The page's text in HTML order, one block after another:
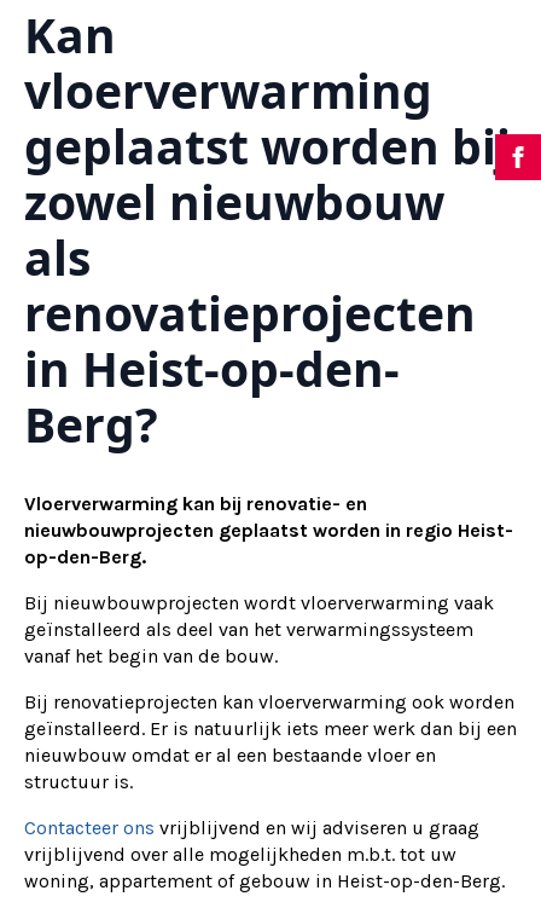
Kan
vloerverwarming
geplaatst worden bij
zowel nieuwbouw
als
renovatieprojecten
in Heist-op-den-
Berg?
Vloerverwarming kan bij renovatie- en
nieuwbouwprojecten geplaatst worden in regio Heist-
op-den-Berg.
Bij nieuwbouwprojecten wordt vloerverwarming vaak
geïnstalleerd als deel van het verwarmingssysteem
vanaf het begin van de bouw.
Bij renovatieprojecten kan vloerverwarming ook worden
geïnstalleerd. Er is natuurlijk iets meer werk dan bij een
nieuwbouw omdat er al een bestaande vloer en
structuur is.
Contacteer ons vrijblijvend en wij adviseren u graag
vrijblijvend over alle mogelijkheden m.b.t. tot uw
woning, appartement of gebouw in Heist-op-den-Berg.